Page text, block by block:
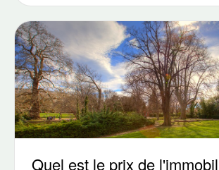
Quel est le prix de